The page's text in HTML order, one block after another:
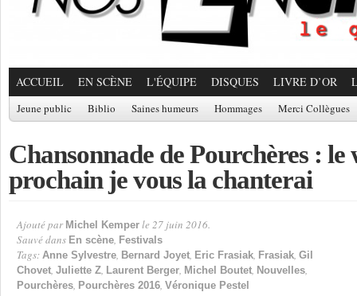
ACCUEIL EN SCÈNE L'ÉQUIPE DISQUES LIVRE D’OR
Jeune public Biblio Saines humeurs Hommages Merci Collègues
Chansonnade de Pourchères : le
prochain je vous la chanterai
Ajouté par Michel Kemper le 27 juin 2016.
Sauvé dans En scène, Festivals
Tags: Anne Sylvestre, Bernard Joyet, Eric Frasiak, Frasiak, Gil
Chovet, Juliette Z, Laurent Berger, Michel Boutet, Nouvelles,
Pourchères, Pourchères 2016, Véronique Pestel